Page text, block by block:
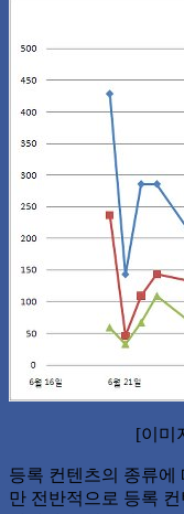
[이미
등록 컨텐츠의 종류에
만 전반적으로 등록 컨